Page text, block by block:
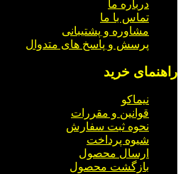
درباره ما
تماس با ما
مشاوره و پشتیبانی
پرسش و پاسخ های متدوال
راهنمای خرید
نیماکو
قوانین و مقررات
نحوه ثبت سفارش
شیوه پرداخت
ارسال محصول
بازگشت محصول